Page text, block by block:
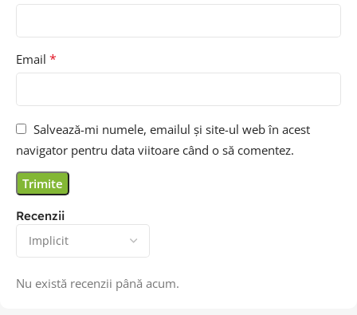
Recenzii
Nu există recenzii până acum.
Email *
Salvează-mi numele, emailul și site-ul web în acest
navigator pentru data viitoare când o să comentez.